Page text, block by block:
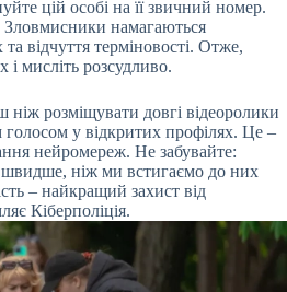
цій особі на її звичний номер.
Зловмисники намагаються
відчуття терміновості. Отже,
і мисліть розсудливо.
ніж розміщувати довгі відеоролики
голосом у відкритих профілях. Це –
нейромереж. Не забувайте:
швидше, ніж ми встигаємо до них
– найкращий захист від
Кіберполіція.